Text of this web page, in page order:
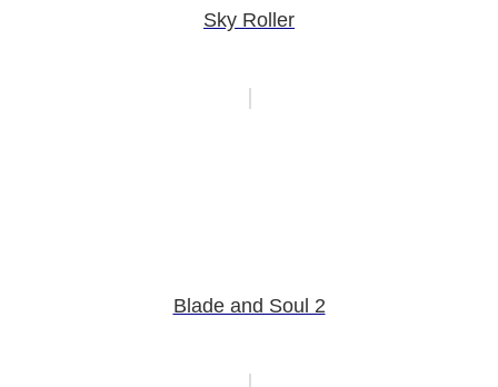
Sky Roller
Blade and Soul 2